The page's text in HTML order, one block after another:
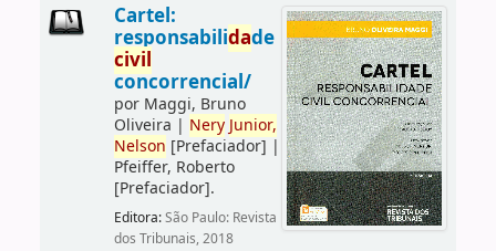
Cartel:
responsabilidade
civil
concorrencial/
por Maggi, Bruno
Oliveira | Nery Junior,
Nelson [Prefaciador] |
Pfeiffer, Roberto
[Prefaciador].
Editora:São Paulo: Revista
dos Tribunais, 2018